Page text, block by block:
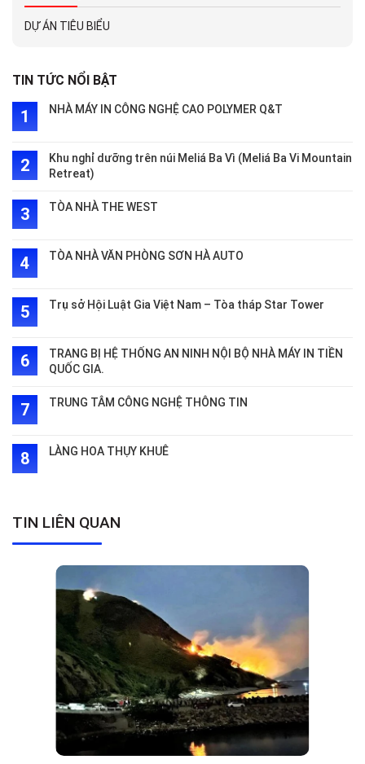
DỰ ÁN TIÊU BIỂU
TIN TỨC NỔI BẬT
NHÀ MÁY IN CÔNG NGHỆ CAO POLYMER Q&T
Khu nghỉ dưỡng trên núi Meliá Ba Vì (Meliá Ba Vi Mountain
Retreat)
TÒA NHÀ THE WEST
TÒA NHÀ VĂN PHÒNG SƠN HÀ AUTO
Trụ sở Hội Luật Gia Việt Nam – Tòa tháp Star Tower
TRANG BỊ HỆ THỐNG AN NINH NỘI BỘ NHÀ MÁY IN TIỀN
QUỐC GIA.
TRUNG TÂM CÔNG NGHỆ THÔNG TIN
LÀNG HOA THỤY KHUÊ
TIN LIÊN QUAN